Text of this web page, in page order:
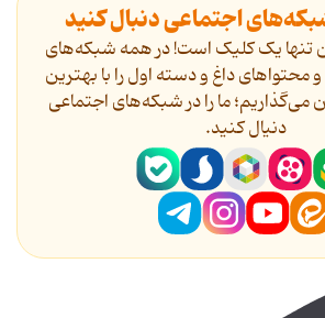
اجتماعی دنبال کنید
تنها یک کلیک است! در همه شبکه‌های
محتواهای داغ و دسته اول را با بهترین
می‌گذاریم؛ ما را در شبکه‌های اجتماعی
دنیال کنید.